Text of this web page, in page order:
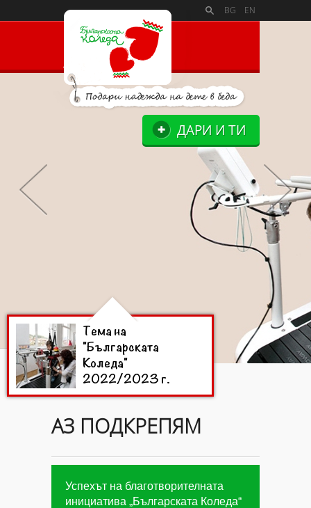
BG EN
ДАРИ И ТИ
Тема на
"Българската
Коледа"
2022/2023 г.
Цели на
Коледа"
АЗ ПОДКРЕПЯМ
Успехът на благотворителната
инициатива „Българската Коледа“